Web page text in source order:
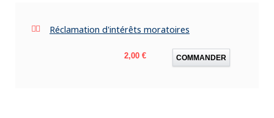
Réclamation d'intérêts moratoires
Prix
2,00 € COMMANDER